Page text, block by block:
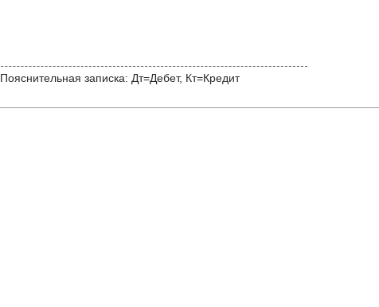
Пояснительная записка: Дт=Дебет, Кт=Кредит